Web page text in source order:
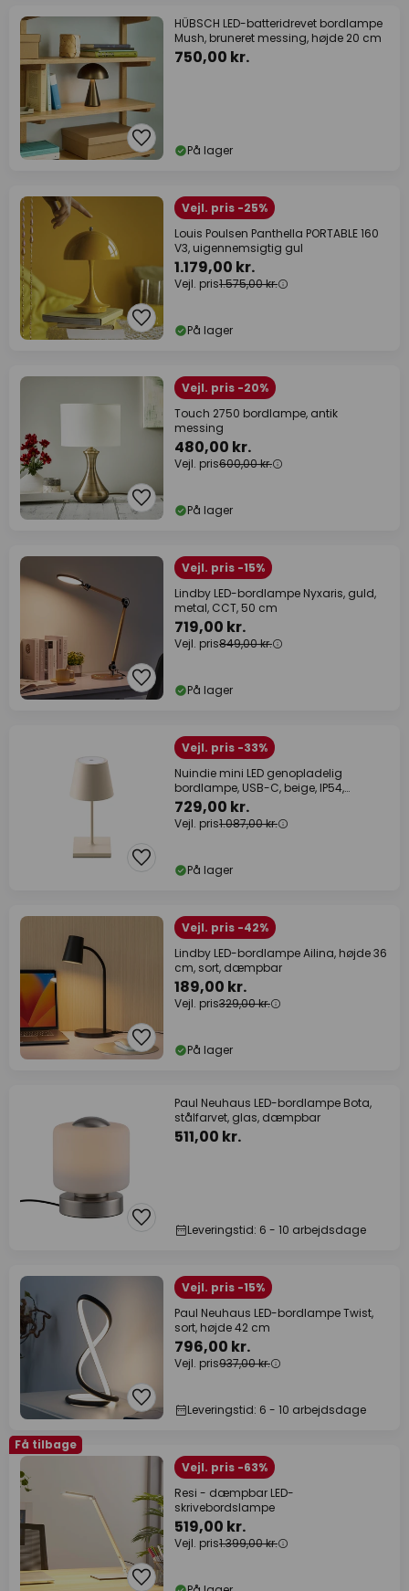
HÜBSCH LED-batteridrevet bordlampe
Mush, bruneret messing, højde 20 cm
750,00 kr.
På lager
Vejl. pris -25%
Louis Poulsen Panthella PORTABLE 160
V3, uigennemsigtig gul
1.179,00 kr.
Vejl. pris1.575,00 kr.
På lager
Vejl. pris -20%
Touch 2750 bordlampe, antik
messing
480,00 kr.
Vejl. pris600,00 kr.
På lager
Vejl. pris -15%
Lindby LED-bordlampe Nyxaris, guld,
metal, CCT, 50 cm
719,00 kr.
Vejl. pris849,00 kr.
På lager
Vejl. pris -33%
Nuindie mini LED genopladelig
bordlampe, USB-C, beige, IP54,
dæmpbar
729,00 kr.
Vejl. pris1.087,00 kr.
På lager
Vejl. pris -42%
Lindby LED-bordlampe Ailina, højde 36
cm, sort, dæmpbar
189,00 kr.
Vejl. pris329,00 kr.
På lager
Paul Neuhaus LED-bordlampe Bota,
stålfarvet, glas, dæmpbar
511,00 kr.
Leveringstid: 6 - 10 arbejdsdage
Vejl. pris -15%
Paul Neuhaus LED-bordlampe Twist,
sort, højde 42 cm
796,00 kr.
Vejl. pris937,00 kr.
Leveringstid: 6 - 10 arbejdsdage
Få tilbage
Vejl. pris -63%
Resi - dæmpbar LED-
skrivebordslampe
519,00 kr.
Vejl. pris1.399,00 kr.